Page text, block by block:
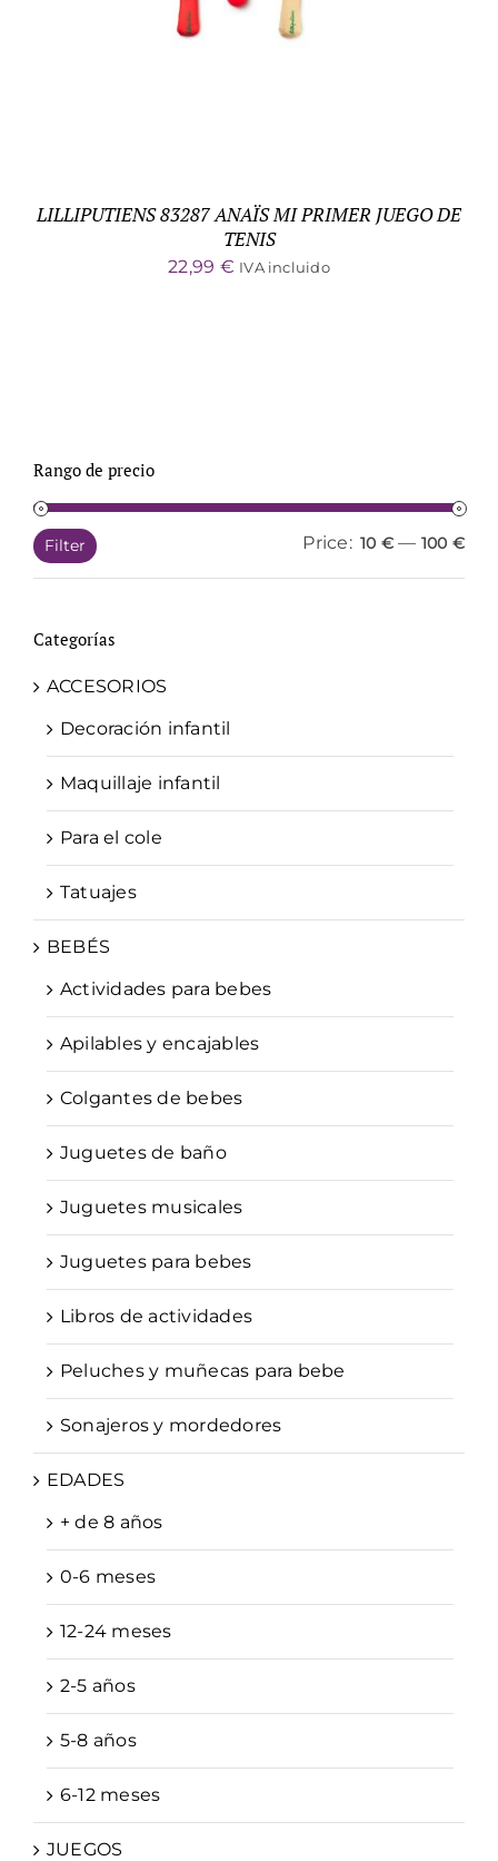
LILLIPUTIENS 83287 ANAÏS MI PRIMER JUEGO DE
TENIS
22,99 € IVA incluido
Rango de precio
Min
Filter Price: 10 € — 100 €
Categorías
ACCESORIOS
Decoración infantil
Maquillaje infantil
Para el cole
Tatuajes
BEBÉS
Actividades para bebes
Apilables y encajables
Colgantes de bebes
Juguetes de baño
Juguetes musicales
Juguetes para bebes
Libros de actividades
Peluches y muñecas para bebe
Sonajeros y mordedores
EDADES
+ de 8 años
0-6 meses
12-24 meses
2-5 años
5-8 años
6-12 meses
JUEGOS